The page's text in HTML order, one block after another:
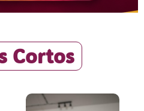
Cortos